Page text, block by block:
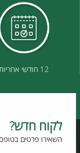
12 חודשי אחריות
לקוח חדש?
השאירו פרטים בטופס